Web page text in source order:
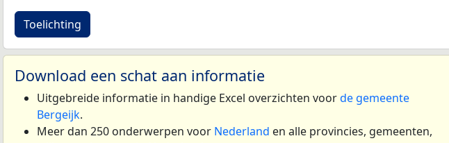
Toelichting
Download een schat aan informatie
Uitgebreide informatie in handige Excel overzichten voorde gemeente
Bergeijk.
Meer dan 250 onderwerpen voor Nederland en alle provincies, gemeenten,